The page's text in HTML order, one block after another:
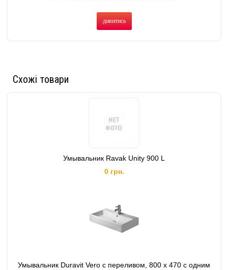
дивитись
Схожі товари
Умывальник Ravak Unity 900 L
0 грн.
Умывальник Duravit Vero с переливом, 800 x 470 с одним